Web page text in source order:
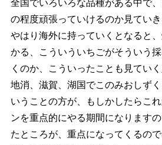
全国でいろいろな品種がある中で
の程度頑張っていけるのか見ていき
やはり海外に持っていくとなると
かる、こういういちごがそういう
くのか、こういったことも見てい
地消、滋賀、湖国でこのみおしず
いうことの方が、もしかしたらこ
ンを重点的にやる期間になります
たところが、重点になってくるの